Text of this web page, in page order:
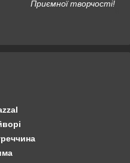
Приємної творчості!